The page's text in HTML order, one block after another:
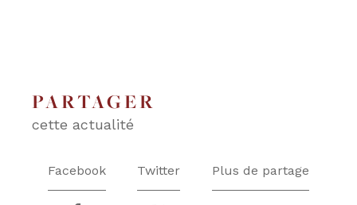
PARTAGER
cette actualité
Facebook Twitter Plus de partage